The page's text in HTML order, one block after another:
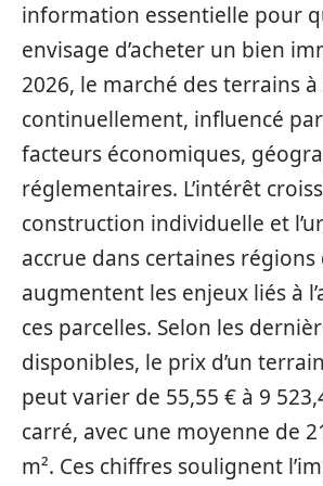
information essentielle pour
envisage d’acheter un bien
2026, le marché des terrains
continuellement, influencé
facteurs économiques,
réglementaires. L’intérêt
construction individuelle et
accrue dans certaines régions
augmentent les enjeux liés à
ces parcelles. Selon les
disponibles, le prix d’un
peut varier de 55,55 € à 9
carré, avec une moyenne de
m². Ces chiffres soulignent